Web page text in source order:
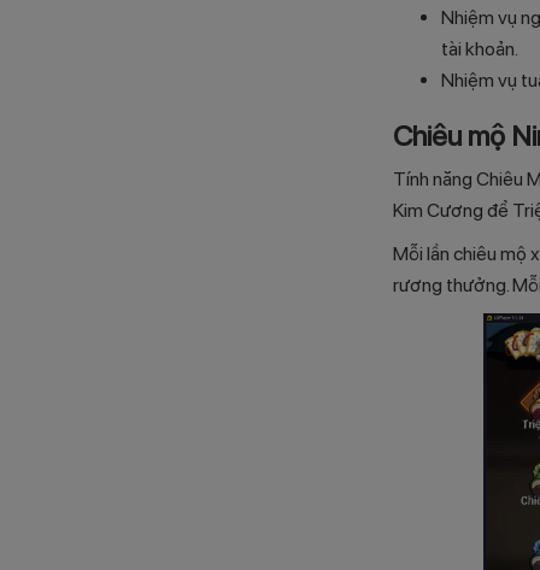
Nhiệm vụ
tài khoản.
Nhiệm vụ
Chiêu mộ
Tính năng Chiêu
Kim Cương để
Mỗi lần chiêu mộ
rương thưởng.